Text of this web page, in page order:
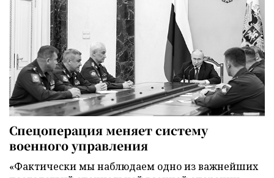
Спецоперация меняет систему
военного управления
«Фактически мы наблюдаем одно из важнейших